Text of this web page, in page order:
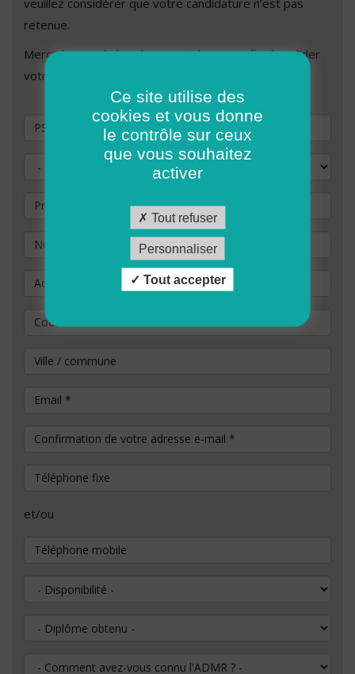
retenue.
Merci de remplir les champs ci-dessous afin de valider
votre demande de candidature.
Vous souhaitez postuler au poste de
Prénom
Nom
Adresse
Code Postal
Ville / commune
Email*
Confirmation de votre adresse e-mail
Téléphone fixe
et/ou
Téléphone mobile
Disponibilité
Diplôme obtenu
Comment avez-vous connu l'ADMR ?
Ce site utilise des
cookies et vous donne
le contrôle sur ceux
que vous souhaitez
activer
Tout refuser
Personnaliser
Tout accepter